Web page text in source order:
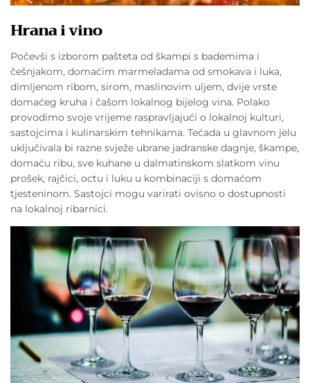
Hrana i vino
Počevši s izborom pašteta od škampi s bademima i
češnjakom, domaćim marmeladama od smokava i luka,
dimljenom ribom, sirom, maslinovim uljem, dvije vrste
domaćeg kruha i čašom lokalnog bijelog vina. Polako
provodimo svoje vrijeme raspravljajući o lokalnoj kulturi,
sastojcima i kulinarskim tehnikama. Tećada u glavnom jelu
uključivala bi razne svježe ubrane jadranske dagnje, škampe,
domaću ribu, sve kuhane u dalmatinskom slatkom vinu
prošek, rajčici, octu i luku u kombinaciji s domaćom
tjesteninom. Sastojci mogu varirati ovisno o dostupnosti
na lokalnoj ribarnici.